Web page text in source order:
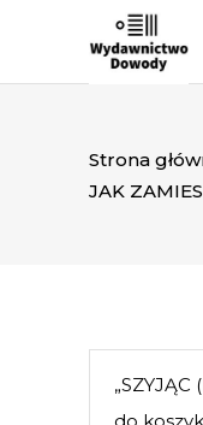
Strona
JAK